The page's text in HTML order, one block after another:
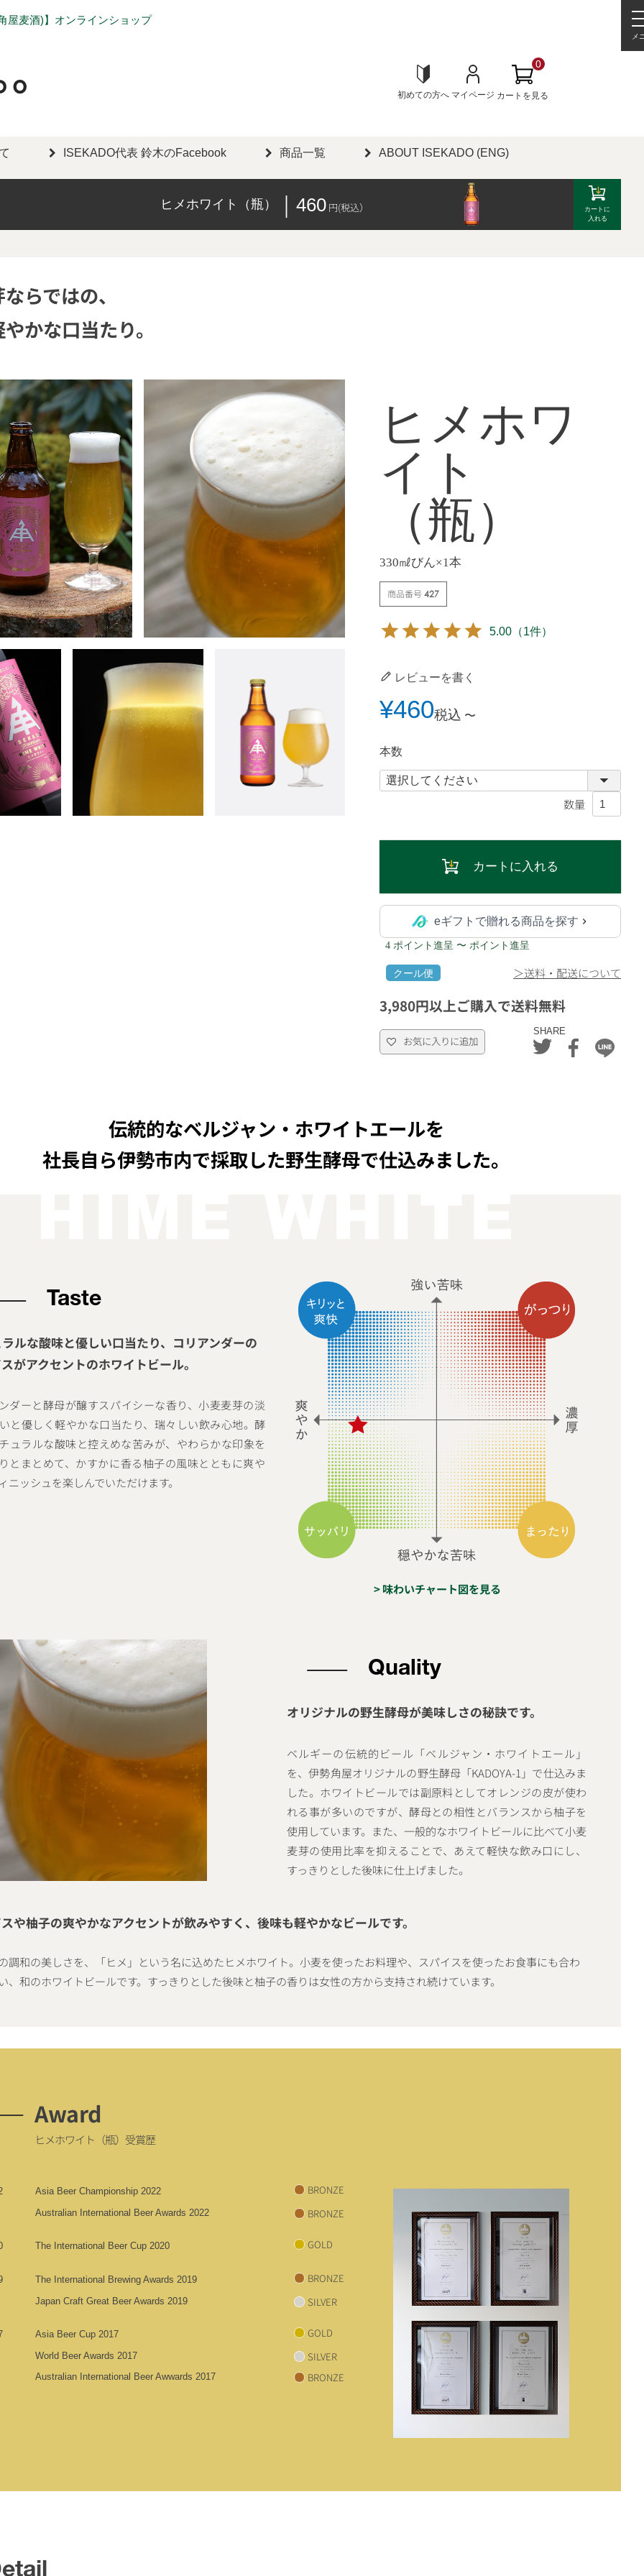
屋麦酒)】オンラインショップ
初めての方へ マイページ カートを見る
0
ISEKADO代表 鈴木のFacebook 商品一覧 ABOUT ISEKADO (ENG)
メ
ヒメホワイト（瓶） 460 円(税込）
カートに
入れる
らではの、
かな口当たり。
ヒメホワ
イト
（瓶）
330㎖びん×1本
商品番号427
5.00 （1件）
レビューを書く
¥460税込 〜
本数
カートに入れる
eギフトで贈れる商品を探す
4 ポイント進呈 〜 ポイント進呈
クール便 ＞送料・配送について
3,980円以上ご購入で送料無料
お気に入りに追加
SHARE
伝統的なベルジャン・ホワイトエールを
社長自ら伊勢市内で採取した野生酵母で仕込みました。
Taste
ルな酸味と優しい口当たり、コリアンダーの
がアクセントのホワイトビール。
ダーと酵母が醸すスパイシーな香り、小麦麦芽の淡
と優しく軽やかな口当たり、瑞々しい飲み心地。酵
ュラルな酸味と控えめな苦みが、やわらかな印象を
とまとめて、かすかに香る柚子の風味とともに爽や
ニッシュを楽しんでいただけます。
> 味わいチャート図を見る
Quality
オリジナルの野生酵母が美味しさの秘訣です。
ベルギーの伝統的ビール「ベルジャン・ホワイトエール」
を、伊勢角屋オリジナルの野生酵母「KADOYA-1」で仕込みま
した。ホワイトビールでは副原料としてオレンジの皮が使わ
れる事が多いのですが、酵母との相性とバランスから柚子を
使用しています。また、一般的なホワイトビールに比べて小麦
麦芽の使用比率を抑えることで、あえて軽快な飲み口にし、
すっきりとした後味に仕上げました。
や柚子の爽やかなアクセントが飲みやすく、後味も軽やかなビールです。
調和の美しさを、「ヒメ」という名に込めたヒメホワイト。小麦を使ったお料理や、スパイスを使ったお食事にも合わ
、和のホワイトビールです。すっきりとした後味と柚子の香りは女性の方から支持され続けています。
Award
ヒメホワイト（瓶）受賞歴
Asia Beer Championship 2022 BRONZE
Australian International Beer Awards 2022 BRONZE
The International Beer Cup 2020 GOLD
The International Brewing Awards 2019 BRONZE
Japan Craft Great Beer Awards 2019 SILVER
Asia Beer Cup 2017 GOLD
World Beer Awards 2017 SILVER
Australian International Beer Awwards 2017 BRONZE